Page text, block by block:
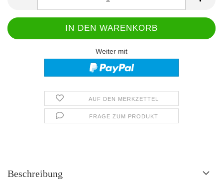
Weiter mit
AUF DEN MERKZETTEL
FRAGE ZUM PRODUKT
Beschreibung